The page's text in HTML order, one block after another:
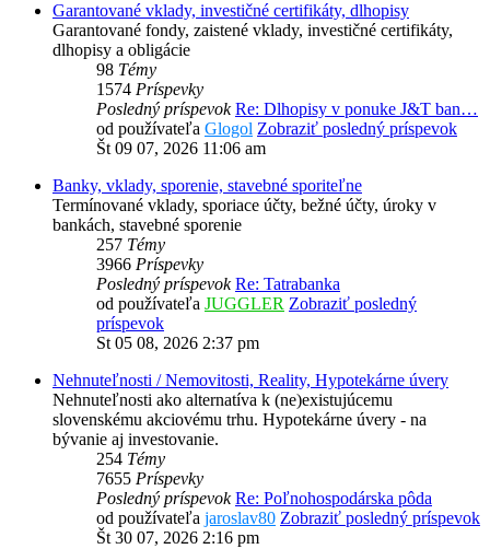
Garantované vklady, investičné certifikáty, dlhopisy
Garantované fondy, zaistené vklady, investičné certifikáty,
dlhopisy a obligácie
98 Témy
1574 Príspevky
Posledný príspevok Re: Dlhopisy v ponuke J&T ban…
od používateľa Glogol Zobraziť posledný príspevok
Št 09 07, 2026 11:06 am
Banky, vklady, sporenie, stavebné sporiteľne
Termínované vklady, sporiace účty, bežné účty, úroky v
bankách, stavebné sporenie
257 Témy
3966 Príspevky
Posledný príspevok Re: Tatrabanka
od používateľa JUGGLER Zobraziť posledný
príspevok
St 05 08, 2026 2:37 pm
Nehnuteľnosti / Nemovitosti, Reality, Hypotekárne úvery
Nehnuteľnosti ako alternatíva k (ne)existujúcemu
slovenskému akciovému trhu. Hypotekárne úvery - na
bývanie aj investovanie.
254 Témy
7655 Príspevky
Posledný príspevok Re: Poľnohospodárska pôda
od používateľa jaroslav80 Zobraziť posledný príspevok
Št 30 07, 2026 2:16 pm